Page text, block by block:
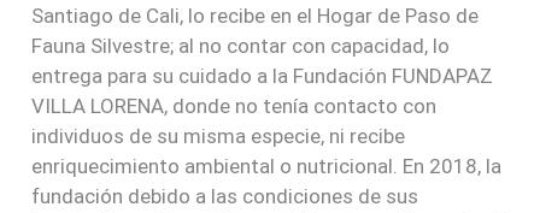
Santiago de Cali, lo recibe en el Hogar de Paso de
Fauna Silvestre; al no contar con capacidad, lo
entrega para su cuidado a la Fundación FUNDAPAZ
VILLA LORENA, donde no tenía contacto con
individuos de su misma especie, ni recibe
enriquecimiento ambiental o nutricional. En 2018, la
fundación debido a las condiciones de sus